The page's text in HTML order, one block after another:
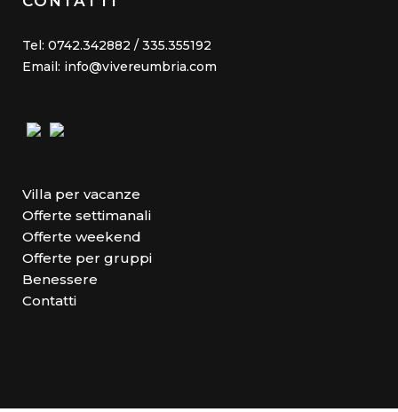
Tel: 0742.342882 / 335.355192
Email: info@vivereumbria.com
Villa per vacanze
Offerte settimanali
Offerte weekend
Offerte per gruppi
Benessere
Contatti